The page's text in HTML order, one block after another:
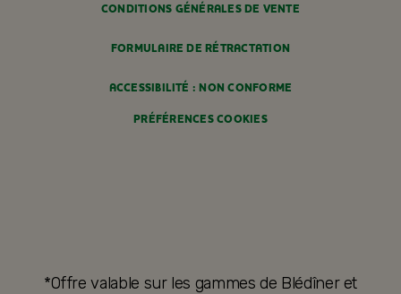
CONDITIONS GÉNÉRALES DE VENTE
FORMULAIRE DE RÉTRACTATION
ACCESSIBILITÉ : NON CONFORME
PRÉFÉRENCES COOKIES
*Offre valable sur les gammes de Blédîner et